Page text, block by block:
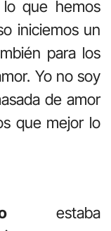
que hemos
iniciemos un
para los
Yo no soy
de amor
que mejor lo
estaba